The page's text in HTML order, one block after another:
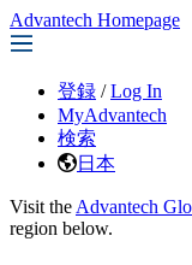
Advantech Homepage
登録 / Log In
MyAdvantech
検索
日本
Visit the Advantech
region below.